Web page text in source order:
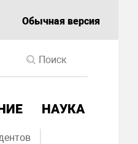
Обычная версия
НАУКА